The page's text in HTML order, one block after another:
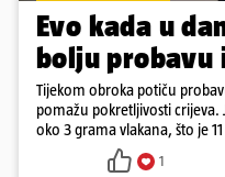
Evo kada u
bolju probavu
Tijekom obroka potiču
pomažu pokretljivosti crijeva.
oko 3 grama vlakana, što je
1